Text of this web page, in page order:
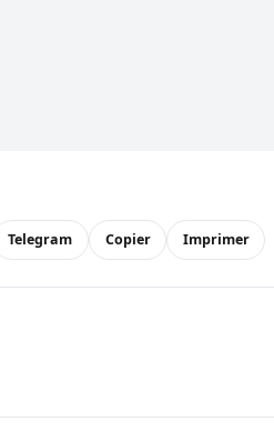
Telegram Copier Imprimer